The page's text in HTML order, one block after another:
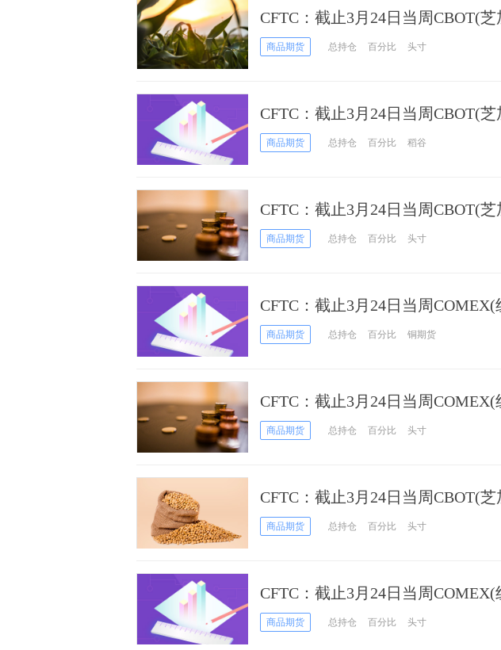
CFTC：截止3月24日当周CBOT(
期货和期权持仓报告
商品期货 总持仓 百分比 头寸
CFTC：截止3月24日当周CBOT(
期货和期权持仓报告
商品期货 总持仓 百分比 稻谷
CFTC：截止3月24日当周CBOT(
冬小麦期货和期权持仓报告
商品期货 总持仓 百分比 头寸
CFTC：截止3月24日当周
铜期货和期权持仓报告
商品期货 总持仓 百分比 铜期货
CFTC：截止3月24日当周
白银期货和期权持仓报告
商品期货 总持仓 百分比 头寸
CFTC：截止3月24日当周CBOT(
期货和期权持仓报告
商品期货 总持仓 百分比 头寸
CFTC：截止3月24日当周
黄金期货和期权持仓报告
商品期货 总持仓 百分比 头寸